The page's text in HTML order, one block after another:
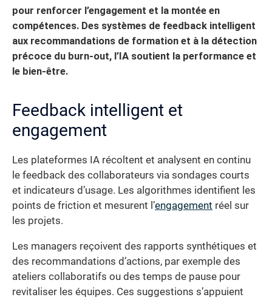
pour renforcer l’engagement et la montée en
compétences. Des systèmes de feedback intelligent
aux recommandations de formation et à la détection
précoce du burn-out, l’IA soutient la performance et
le bien-être.
Feedback intelligent et
engagement
Les plateformes IA récoltent et analysent en continu
le feedback des collaborateurs via sondages courts
et indicateurs d’usage. Les algorithmes identifient les
points de friction et mesurent l’engagement réel sur
les projets.
Les managers reçoivent des rapports synthétiques et
des recommandations d’actions, par exemple des
ateliers collaboratifs ou des temps de pause pour
revitaliser les équipes. Ces suggestions s’appuient